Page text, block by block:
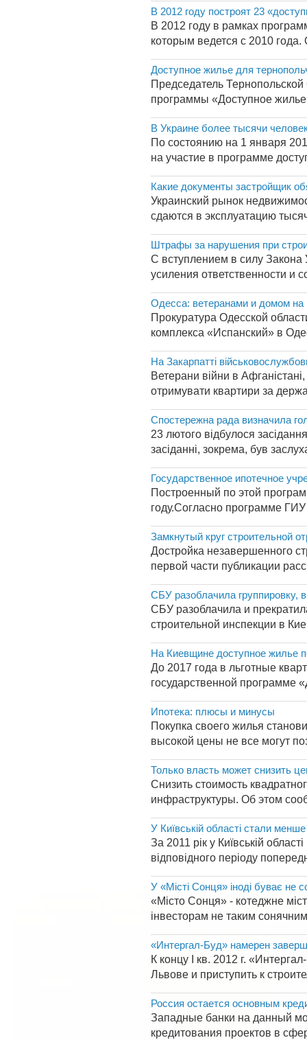
В 2012 году построят 23
В 2012 году в рамках
которым ведется с 2010
Доступное жилье для
Председатель
программы «Доступное
В Украине более тысячи
По состоянию на 1 января
на участие в программе
Какие документы застройщик
Украинский рынок
сдаются в эксплуатацию
Штрафы за нарушения при
С вступлением в силу
усиления ответственности и
Одесса: ветеранами и домом на
Прокуратура Одесской
комплекса «Испанский» в
На Закарпатті
Ветерани війни в
отримувати квартири за
Спостережна рада визначила
23 лютого відбулося
засіданні, зокрема, був
Государственное ипотечное
Построенный по этой
году.Согласно программе
Замкнутый круг строительной
Достройка незавершенного
первой части публикации
СБУ разоблачила группировку,
СБУ разоблачила и
строительной инспекции в
На Киевщине доступное жилье
До 2017 года в льготные
государственной программе
Ипотека: плюсы и минусы
Покупка своего жилья
высокой цены не все могут
Только власть может снизить
Снизить стоимость
инфраструктуры. Об этом
У Київській області стали
За 2011 рік у Київській
відповідного періоду
У «Місті Сонця» іноді буває не
«Місто Сонця» - котеджне
інвесторам не таким
«Интергал-Буд» намерен
К концу I кв. 2012 г.
Львове и приступить к
Россия остается основным
Западные банки на данный
кредитования проектов в